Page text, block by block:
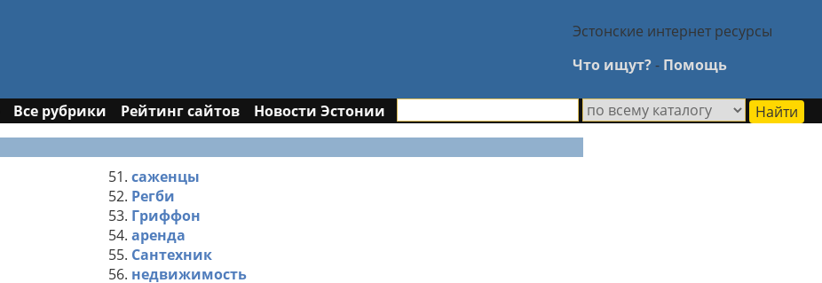
Эстонские интернет ресурсы
Что ищут?- Помощь
Все рубрики Рейтинг сайтов
Новости Эстонии
51. саженцы
52. Регби
53. Гриффон
54. аренда
55. Сантехник
56. недвижимость